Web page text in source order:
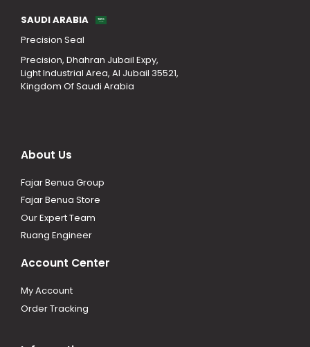
SAUDI ARABIA
Precision Seal
Precision, Dhahran Jubail Expy,
Light Industrial Area, Al Jubail 35521,
Kingdom Of Saudi Arabia
About Us
Fajar Benua Group
Fajar Benua Store
Our Expert Team
Ruang Engineer
Account Center
My Account
Order Tracking